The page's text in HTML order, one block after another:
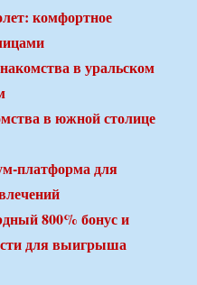
комфортное
в уральском
в южной столице
платформа для
800% бонус и
для выигрыша